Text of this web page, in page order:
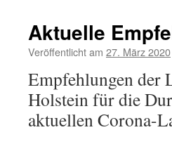
Aktuelle
Veröffentlicht am 27. März 2020
Empfehlungen der
Holstein für die
aktuellen Corona-